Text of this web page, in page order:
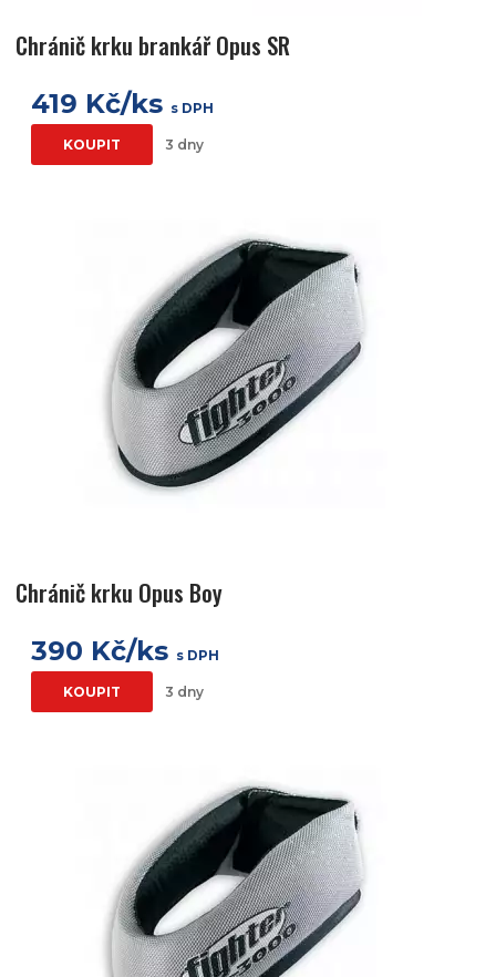
Chránič krku brankář Opus SR
419 Kč/ks s DPH
KOUPIT 3 dny
Chránič krku Opus Boy
390 Kč/ks s DPH
KOUPIT 3 dny